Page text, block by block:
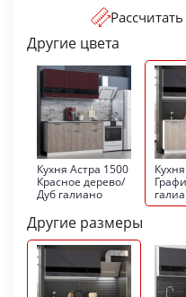
Другие цвета
Кухня Астра 1500
Красное дерево/
Дуб галиано
Другие размеры